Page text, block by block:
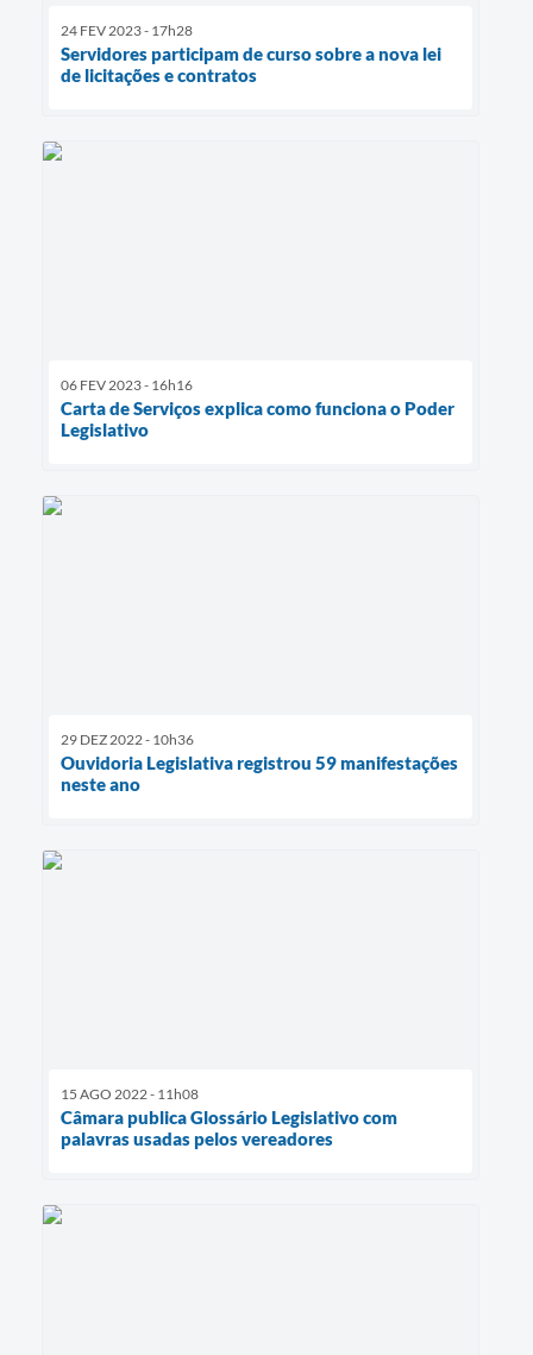
24 FEV 2023 - 17h28
Servidores participam de curso sobre a nova lei
de licitações e contratos
06 FEV 2023 - 16h16
Carta de Serviços explica como funciona o Poder
Legislativo
29 DEZ 2022 - 10h36
Ouvidoria Legislativa registrou 59 manifestações
neste ano
15 AGO 2022 - 11h08
Câmara publica Glossário Legislativo com
palavras usadas pelos vereadores